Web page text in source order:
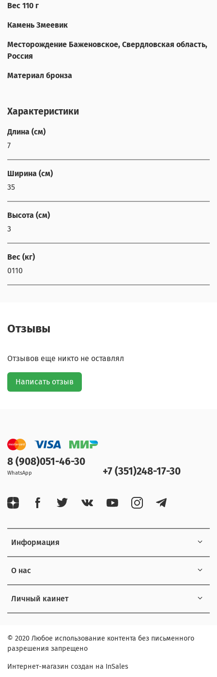
Вес 110 г
Камень Змеевик
Месторождение Баженовское, Свердловская область,
Россия
Материал бронза
Характеристики
Длина (см)
7
Ширина (см)
35
Высота (см)
3
Вес (кг)
0110
Отзывы
Отзывов еще никто не оставлял
Написать отзыв
Информация
О нас
Личный каинет
8 (908)051-46-30
WhatsApp +7 (351)248-17-30
© 2020 Любое использование контента без письменного
разрешения запрещено
Интернет-магазин создан на InSales